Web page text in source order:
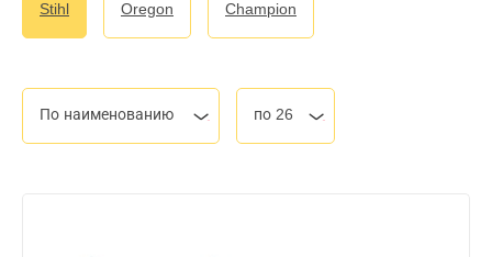
Stihl Oregon Champion
По наименованию по 26